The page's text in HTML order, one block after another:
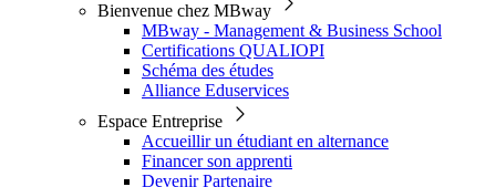
Bienvenue chez MBway
MBway - Management & Business School
Certifications QUALIOPI
Schéma des études
Alliance Eduservices
Espace Entreprise
Accueillir un étudiant en alternance
Financer son apprenti
Devenir Partenaire